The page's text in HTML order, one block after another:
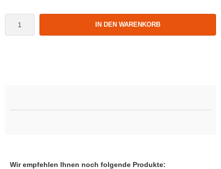
IN DEN WARENKORB
Wir empfehlen Ihnen noch folgende Produkte: